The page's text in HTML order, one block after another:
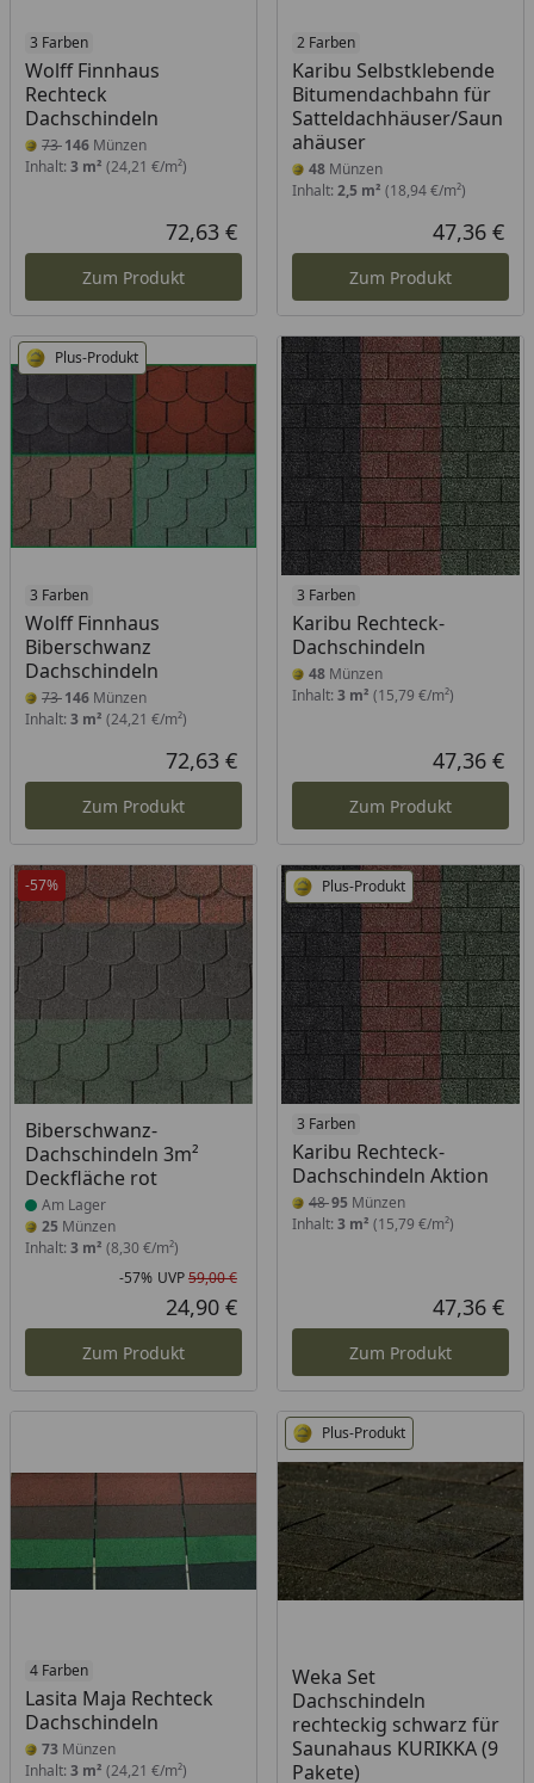
3 Farben
Wolff Finnhaus
Rechteck
Dachschindeln
73146 Münzen
Inhalt: 3 m² (24,21 €/m²)
Aktueller Preis
72,63 €
Zum Produkt
2 Farben
Karibu Selbstklebende
Bitumendachbahn für
Satteldachhäuser/Saun
ahäuser
48Münzen
Inhalt: 2,5 m² (18,94 €/m²)
47,36 €
Zum Produkt
Plus-Produkt
3 Farben
Wolff Finnhaus
Biberschwanz
Dachschindeln
73146 Münzen
Inhalt: 3 m² (24,21 €/m²)
Aktueller Preis
72,63 €
Zum Produkt
3 Farben
Karibu Rechteck-
Dachschindeln
48Münzen
Inhalt: 3 m² (15,79 €/m²)
47,36 €
Zum Produkt
-57%
Biberschwanz-
Dachschindeln 3m²
Deckfläche rot
Produkt am Lager
Am Lager
25 Münzen
Inhalt: 3 m² (8,30 €/m²)
Rabatt in Prozent
-57%
Ursprünglicher Preis
UVP59,00 €
Aktueller Preis
24,90 €
Zum Produkt
Plus-Produkt
3 Farben
Karibu Rechteck-
Dachschindeln Aktion
4895 Münzen
Inhalt: 3 m² (15,79 €/m²)
47,36 €
Zum Produkt
4 Farben
Lasita Maja Rechteck
Dachschindeln
73 Münzen
Inhalt: 3 m² (24,21 €/m²)
Plus-Produkt
Weka Set
Dachschindeln
rechteckig schwarz für
Saunahaus KURIKKA (9
Pakete)